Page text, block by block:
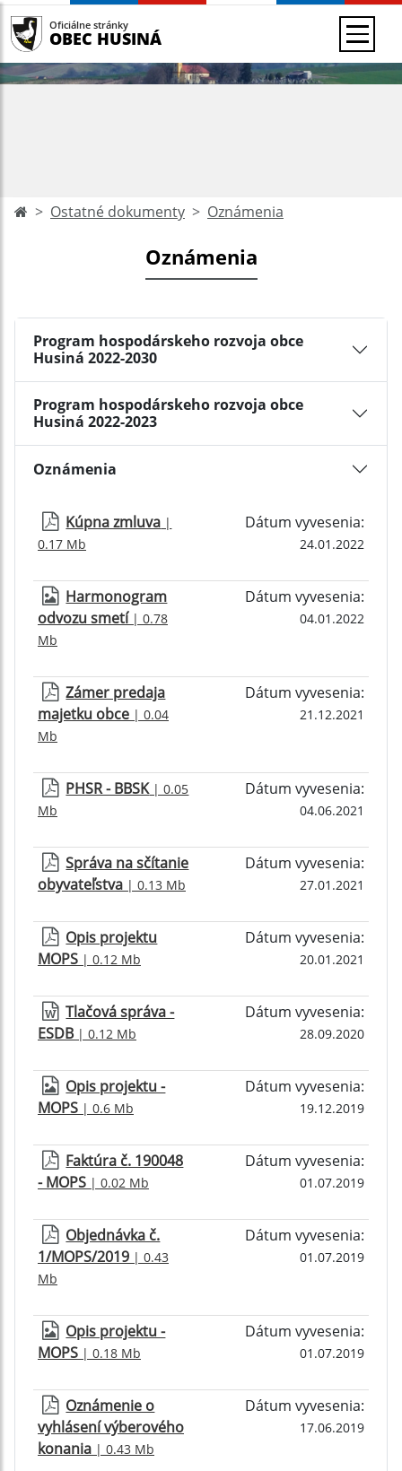
Oficiálne stránky
OBEC HUSINÁ
Ostatné dokumenty Oznámenia
Oznámenia
Program hospodárskeho rozvoja obce
Husiná 2022-2030
Program hospodárskeho rozvoja obce
Husiná 2022-2023
Oznámenia
Kúpna zmluva |
0.17 Mb
Dátum vyvesenia:
24.01.2022
Harmonogram
odvozu smetí| 0.78
Mb
Dátum vyvesenia:
04.01.2022
Zámer predaja
majetku obce | 0.04
Mb
Dátum vyvesenia:
21.12.2021
PHSR - BBSK| 0.05
Mb
Dátum vyvesenia:
04.06.2021
Správa na sčítanie
obyvateľstva | 0.13 Mb
Dátum vyvesenia:
27.01.2021
Opis projektu
MOPS | 0.12 Mb
Dátum vyvesenia:
20.01.2021
Tlačová správa -
ESDB | 0.12 Mb
Dátum vyvesenia:
28.09.2020
Opis projektu -
MOPS | 0.6 Mb
Dátum vyvesenia:
19.12.2019
Faktúra č. 190048
- MOPS | 0.02 Mb
Dátum vyvesenia:
01.07.2019
Objednávka č.
1/MOPS/2019 | 0.43
Mb
Dátum vyvesenia:
01.07.2019
Opis projektu -
MOPS | 0.18 Mb
Dátum vyvesenia:
01.07.2019
Oznámenie o
vyhlásení výberového
konania | 0.43 Mb
Dátum vyvesenia:
17.06.2019